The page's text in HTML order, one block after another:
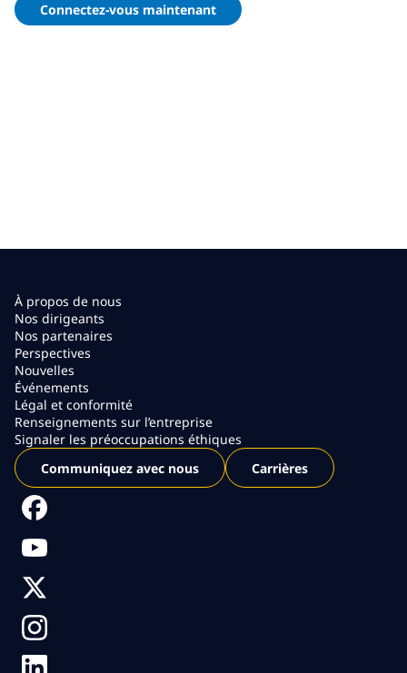
Connectez-vous maintenant
À propos de nous
Nos dirigeants
Nos partenaires
Perspectives
Nouvelles
Événements
Légal et conformité
Renseignements sur l’entreprise
Signaler les préoccupations éthiques
Communiquez avec nous
Carrières